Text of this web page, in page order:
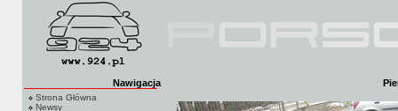
Nawigacja
Strona Główna
Newsy